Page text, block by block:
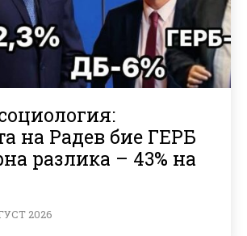
на Радев бие ГЕРБ
разлика – 43% на
2026